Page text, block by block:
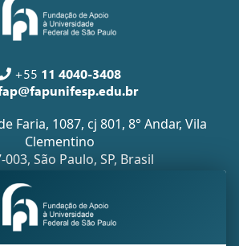
+55 11 4040-3408
Faria, 1087, cj 801, 8° Andar, Vila
Clementino
003, São Paulo, SP, Brasil